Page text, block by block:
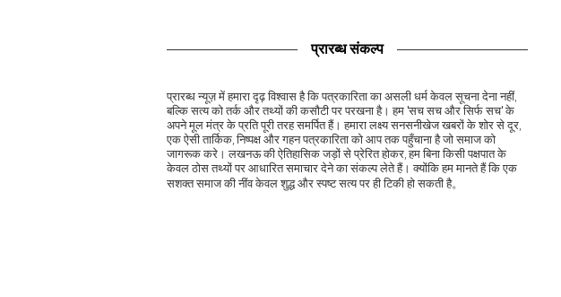
प्रारब्ध संकल्प
प्रारब्ध न्यूज़ में हमारा दृढ़ विश्वास है कि पत्रकारिता का असली धर्म केवल सूचना देना नहीं,
बल्कि सत्य को तर्क और तथ्यों की कसौटी पर परखना है। हम 'सच सच और सिर्फ सच' के
अपने मूल मंत्र के प्रति पूरी तरह समर्पित हैं। हमारा लक्ष्य सनसनीखेज खबरों के शोर से दूर,
एक ऐसी तार्किक, निष्पक्ष और गहन पत्रकारिता को आप तक पहुँचाना है जो समाज को
जागरूक करे। लखनऊ की ऐतिहासिक जड़ों से प्रेरित होकर, हम बिना किसी पक्षपात के
केवल ठोस तथ्यों पर आधारित समाचार देने का संकल्प लेते हैं। क्योंकि हम मानते हैं कि एक
सशक्त समाज की नींव केवल शुद्ध और स्पष्ट सत्य पर ही टिकी हो सकती है。